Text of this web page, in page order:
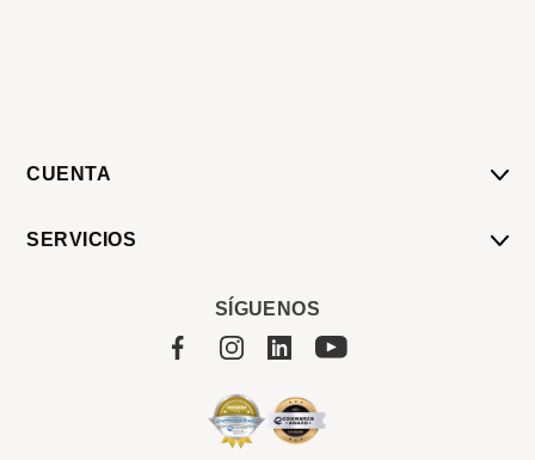
CUENTA
SERVICIOS
SÍGUENOS